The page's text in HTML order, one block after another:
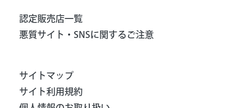
認定販売店一覧
悪質サイト・SNSに関するご注意
サイトマップ
サイト利用規約